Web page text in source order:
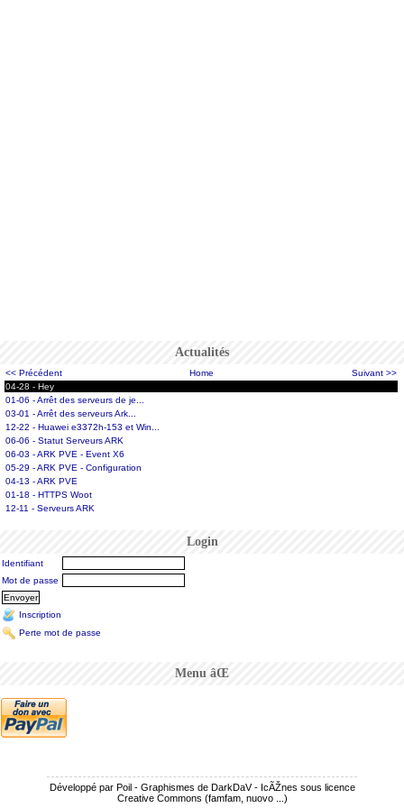
Menu âŒ
Actualités
<< Précédent Home
Suivant >>
04-28 - Hey
01-06 - Arrêt des serveurs de je...
03-01 - Arrêt des serveurs Ark...
12-22 - Huawei e3372h-153 et Win...
06-06 - Statut Serveurs ARK
06-03 - ARK PVE - Event X6
05-29 - ARK PVE - Configuration
04-13 - ARK PVE
01-18 - HTTPS Woot
12-11 - Serveurs ARK
Login
Identifiant
Mot de passe
Inscription
Perte mot de passe
Développé par Poil - Graphismes de DarkDaV - IcÃŽnes sous licence
Creative Commons (famfam, nuovo ...)